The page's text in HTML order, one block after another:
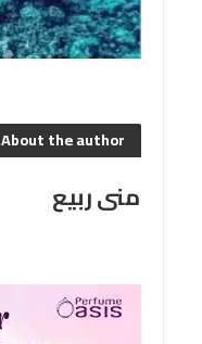
About the author
منى ربيع